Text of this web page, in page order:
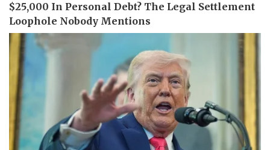
Thế giới thể thao
eSports
Hậu trường
Tư vấn